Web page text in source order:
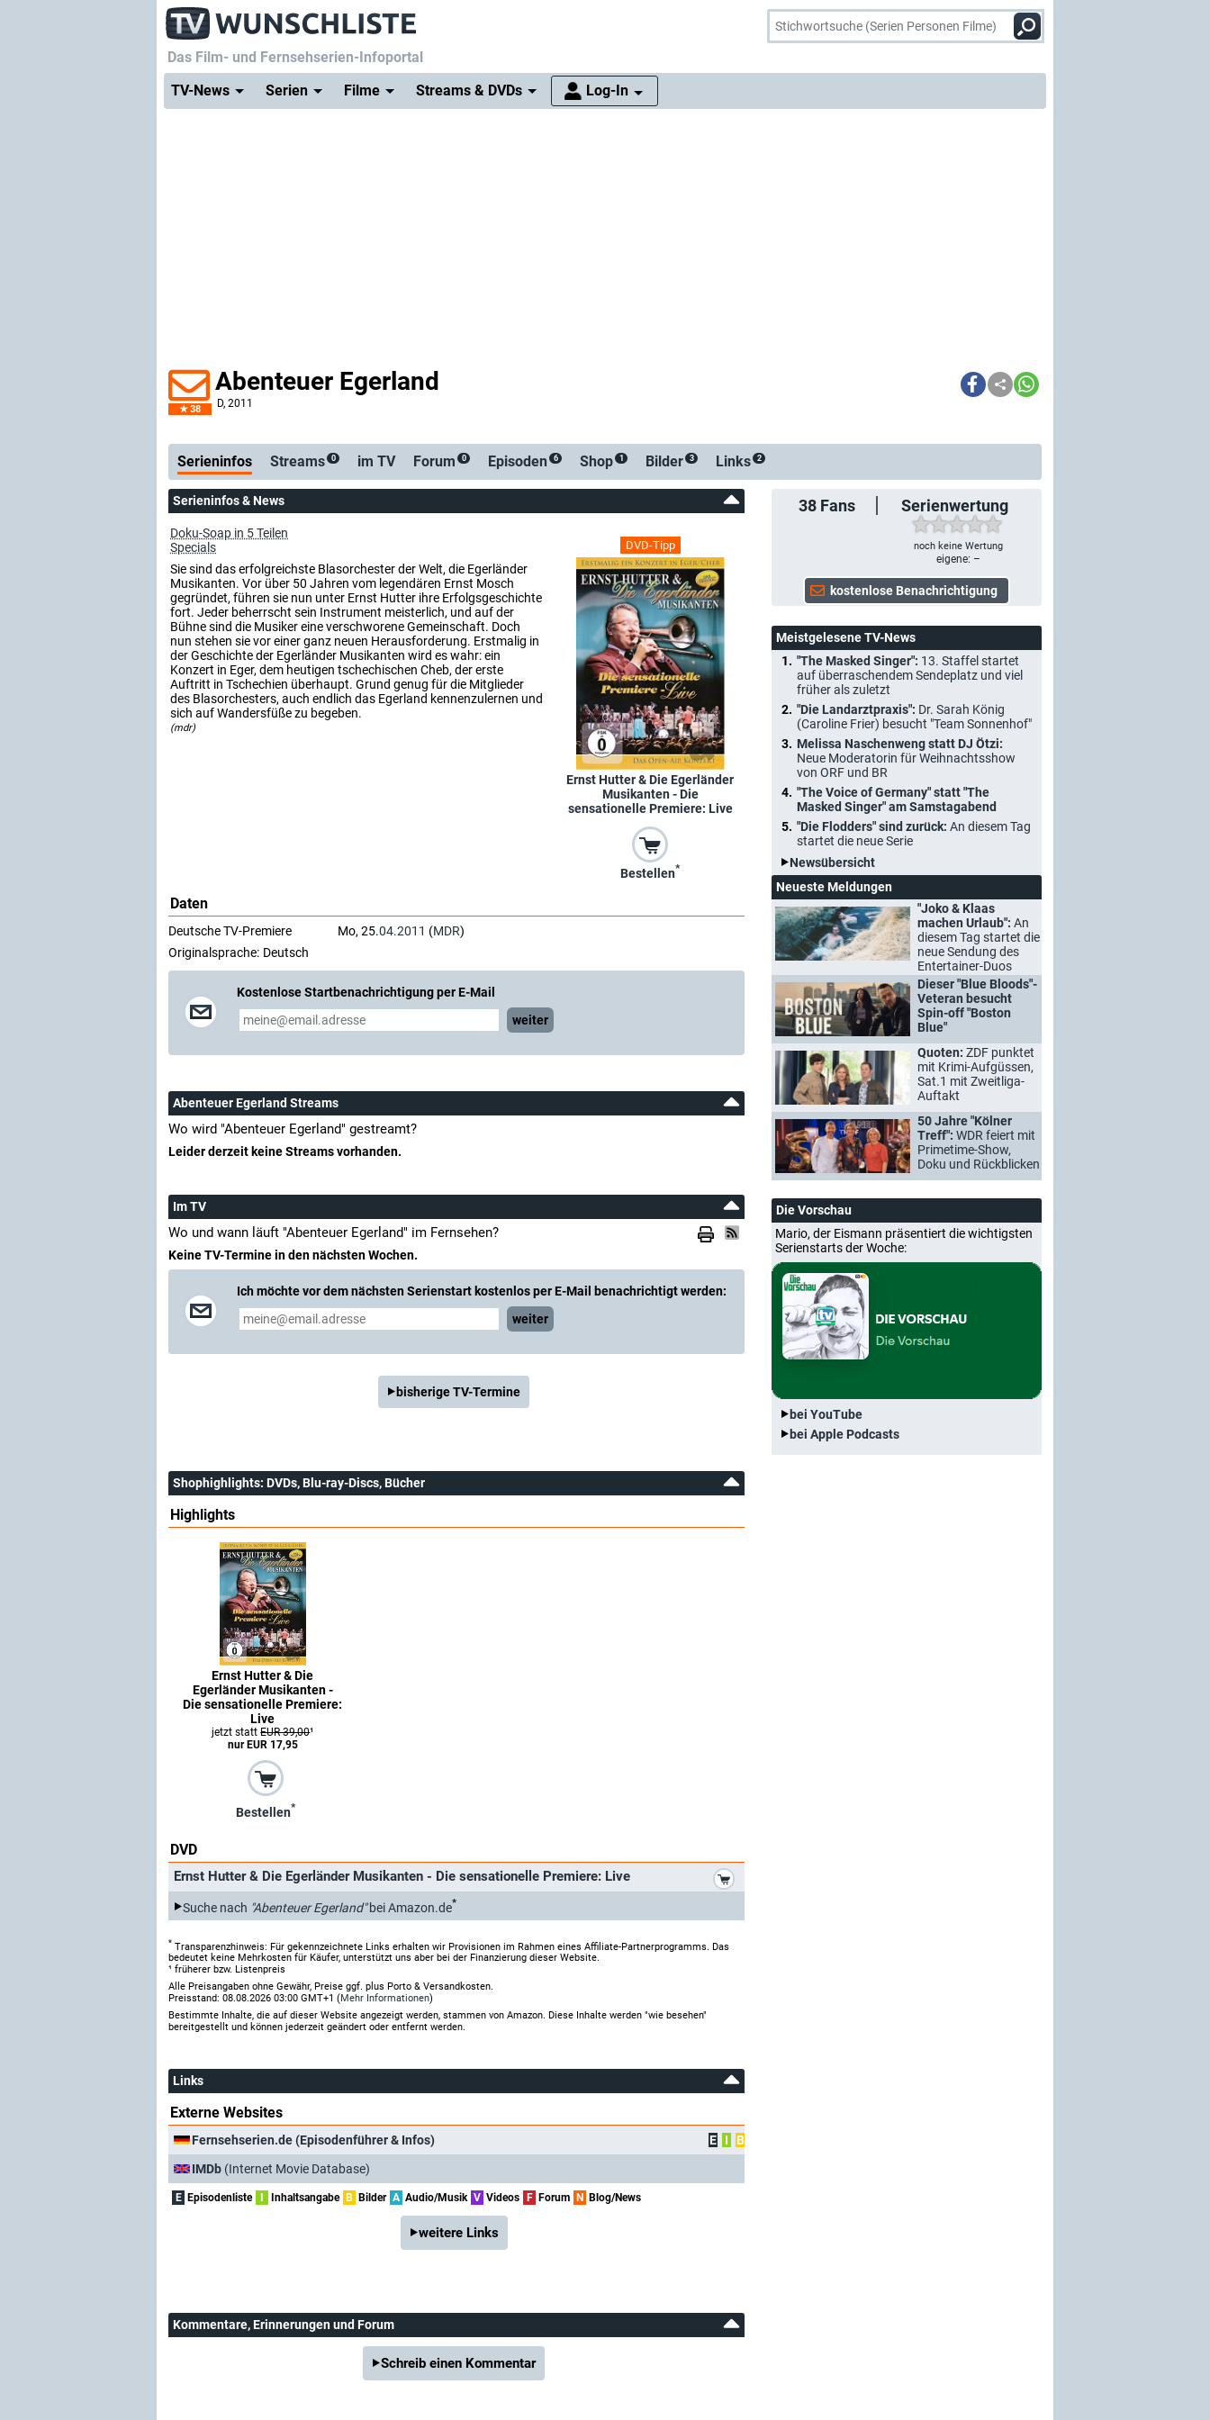
Das Film- und Fernsehserien-Infoportal
TV-News
Serien Filme Streams & DVDs Log-In
38
Abenteuer Egerland
D, 2011
Serienticker
Serieninfos Streams 0 im TV Forum 0 Episoden 6 Shop 1 Bilder 3 Links 2
38 Fans Serienwertung
noch keine Wertung
eigene: –
Serieninfos & News
DVD-Tipp
Ernst Hutter & Die Egerländer
Musikanten - Die
sensationelle Premiere: Live
Bestellen*
Doku-Soap in 5 Teilen
Specials
Sie sind das erfolgreichste Blasorchester der Welt, die Egerländer
Musikanten. Vor über 50 Jahren vom legendären Ernst Mosch
gegründet, führen sie nun unter Ernst Hutter ihre Erfolgsgeschichte
fort. Jeder beherrscht sein Instrument meisterlich, und auf der
Bühne sind die Musiker eine verschworene Gemeinschaft. Doch
nun stehen sie vor einer ganz neuen Herausforderung. Erstmalig in
der Geschichte der Egerländer Musikanten wird es wahr: ein
Konzert in Eger, dem heutigen tschechischen Cheb, der erste
Auftritt in Tschechien überhaupt. Grund genug für die Mitglieder
des Blasorchesters, auch endlich das Egerland kennenzulernen und
sich auf Wandersfüße zu begeben.
(mdr)
Daten
Deutsche TV-Premiere Mo, 25.04.2011 (MDR)
Originalsprache: Deutsch
Kostenlose Startbenachrichtigung per E-Mail
weiter
Abenteuer Egerland Streams
Wo wird "Abenteuer Egerland" gestreamt?
Leider derzeit keine Streams vorhanden.
Im TV
Wo und wann läuft "Abenteuer Egerland" im Fernsehen?
Keine TV-Termine in den nächsten Wochen.
Ich möchte vor dem nächsten Serienstart kostenlos per E-Mail benachrichtigt werden:
weiter
bisherige TV-Termine
Shophighlights: DVDs, Blu-ray-Discs, Bücher
Highlights
Ernst Hutter & Die
Egerländer Musikanten -
Die sensationelle Premiere:
Live
jetzt stattEUR 39,00¹
nur EUR 17,95
Bestellen*
DVD
Ernst Hutter & Die Egerländer Musikanten - Die sensationelle Premiere: Live
Suche nach "Abenteuer Egerland"bei Amazon.de*
* Transparenzhinweis: Für gekennzeichnete Links erhalten wir Provisionen im Rahmen eines Affiliate-Partnerprogramms. Das
bedeutet keine Mehrkosten für Käufer, unterstützt uns aber bei der Finanzierung dieser Website.
¹ früherer bzw. Listenpreis
Alle Preisangaben ohne Gewähr, Preise ggf. plus Porto & Versandkosten.
Preisstand: 08.08.2026 03:00 GMT+1 (Mehr Informationen)
Bestimmte Inhalte, die auf dieser Website angezeigt werden, stammen von Amazon. Diese Inhalte werden "wie besehen"
bereitgestellt und können jederzeit geändert oder entfernt werden.
Links
Externe Websites
Fernsehserien.de (Episodenführer & Infos) E I
B
IMDb (Internet Movie Database)
E Episodenliste Inhaltsangabe B Bilder A Audio/Musik V Videos F Forum N Blog/News
weitere Links
Kommentare, Erinnerungen und Forum
Schreib einen Kommentar
Meistgelesene TV-News
"The Masked Singer": 13. Staffel startet
auf überraschendem Sendeplatz und viel
früher als zuletzt
"Die Landarztpraxis": Dr. Sarah König
(Caroline Frier) besucht "Team Sonnenhof"
Melissa Naschenweng statt DJ Ötzi:
Neue Moderatorin für Weihnachtsshow
von ORF und BR
"The Voice of Germany" statt "The
Masked Singer" am Samstagabend
"Die Flodders" sind zurück: An diesem Tag
startet die neue Serie
Newsübersicht
Neueste Meldungen
"Joko & Klaas
machen Urlaub": An
diesem Tag startet die
neue Sendung des
Entertainer-Duos
Dieser "Blue Bloods"-
Veteran besucht
Spin-off "Boston
Blue"
Quoten: ZDF punktet
mit Krimi-Aufgüssen,
Sat.1 mit Zweitliga-
Auftakt
50 Jahre "Kölner
Treff": WDR feiert mit
Primetime-Show,
Doku und Rückblicken
Die Vorschau
Mario, der Eismann präsentiert die wichtigsten
Serienstarts der Woche:
bei YouTube
bei Apple Podcasts